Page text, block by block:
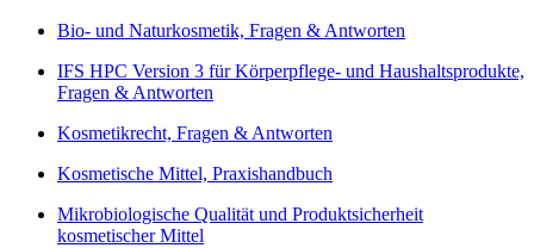
Bio- und Naturkosmetik, Fragen & Antworten
IFS HPC Version 3 für Körperpflege- und Haushaltsprodukte,
Fragen & Antworten
Kosmetikrecht, Fragen & Antworten
Kosmetische Mittel, Praxishandbuch
Mikrobiologische Qualität und Produktsicherheit
kosmetischer Mittel